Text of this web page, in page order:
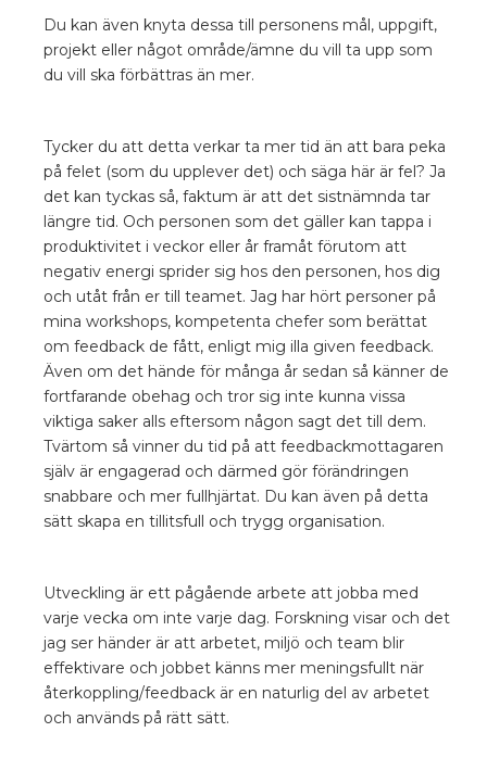
Du kan även knyta dessa till personens mål, uppgift,
projekt eller något område/ämne du vill ta upp som
du vill ska förbättras än mer.
Tycker du att detta verkar ta mer tid än att bara peka
på felet (som du upplever det) och säga här är fel? Ja
det kan tyckas så, faktum är att det sistnämnda tar
längre tid. Och personen som det gäller kan tappa i
produktivitet i veckor eller år framåt förutom att
negativ energi sprider sig hos den personen, hos dig
och utåt från er till teamet. Jag har hört personer på
mina workshops, kompetenta chefer som berättat
om feedback de fått, enligt mig illa given feedback.
Även om det hände för många år sedan så känner de
fortfarande obehag och tror sig inte kunna vissa
viktiga saker alls eftersom någon sagt det till dem.
Tvärtom så vinner du tid på att feedbackmottagaren
själv är engagerad och därmed gör förändringen
snabbare och mer fullhjärtat. Du kan även på detta
sätt skapa en tillitsfull och trygg organisation.
Utveckling är ett pågående arbete att jobba med
varje vecka om inte varje dag. Forskning visar och det
jag ser händer är att arbetet, miljö och team blir
effektivare och jobbet känns mer meningsfullt när
återkoppling/feedback är en naturlig del av arbetet
och används på rätt sätt.